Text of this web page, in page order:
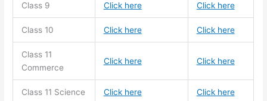
Class 9 Click here Click here
Class 10 Click here Click here
Class 11
Commerce
Click here Click here
Class 11 Science Click here Click here